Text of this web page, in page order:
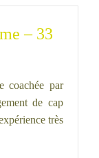
– 33
coachée par
de cap
très